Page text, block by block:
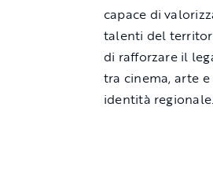
capace di
talenti del
di rafforzare il
tra cinema, arte e
identità regionale.